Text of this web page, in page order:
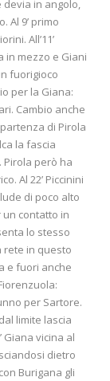
devia in angolo,
Al 9’ primo
All’11’
in mezzo e Giani
fuorigioco
per la Giana:
Cambio anche
di Pirola
la fascia
Pirola però ha
Al 22’ Piccinini
di poco alto
un contatto in
lo stesso
rete in questo
e fuori anche
per Sartore.
limite lascia
Giana vicina al
dietro
Burigana gli